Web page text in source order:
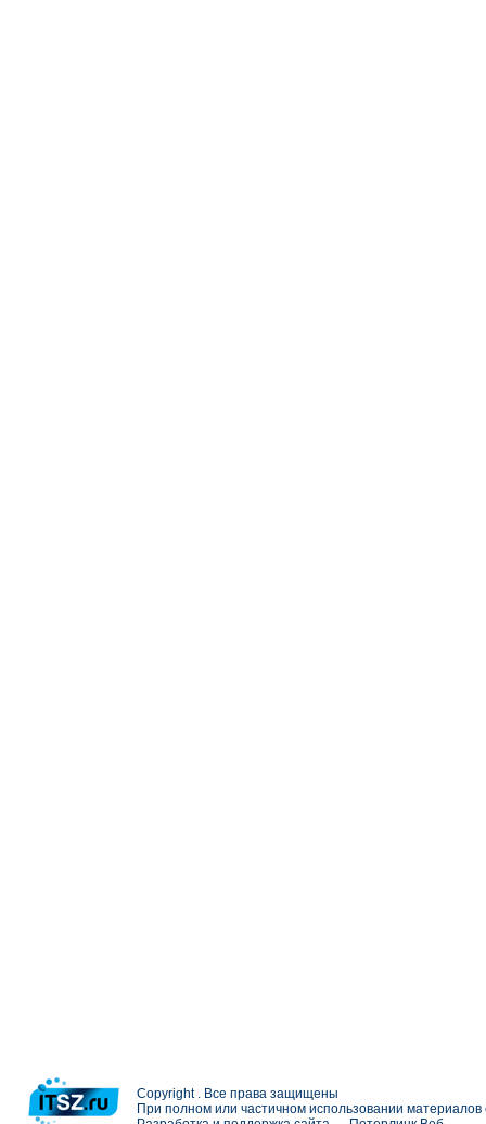
Copyright . Все права защищены
При полном или частичном использовании